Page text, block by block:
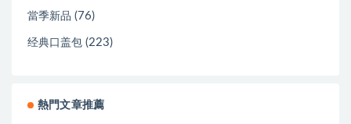
當季新品 (76)
经典口盖包 (223)
熱門文章推薦